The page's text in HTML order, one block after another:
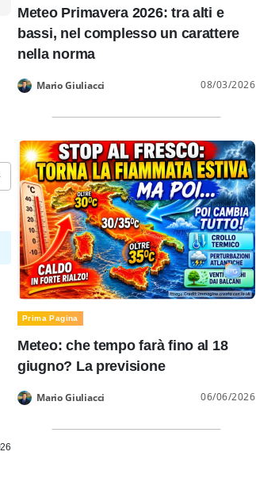
Meteo Primavera 2026: tra alti e
bassi, nel complesso un carattere
nella norma
Mario Giuliacci 08/03/2026
Prima Pagina
Meteo: che tempo farà fino al 18
giugno? La previsione
Mario Giuliacci 06/06/2026